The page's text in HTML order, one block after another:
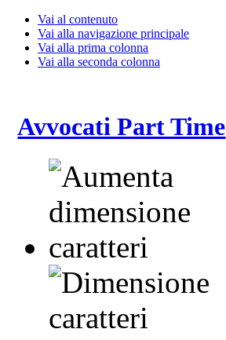
Vai al contenuto
Vai alla navigazione principale
Vai alla prima colonna
Vai alla seconda colonna
Avvocati Part Time